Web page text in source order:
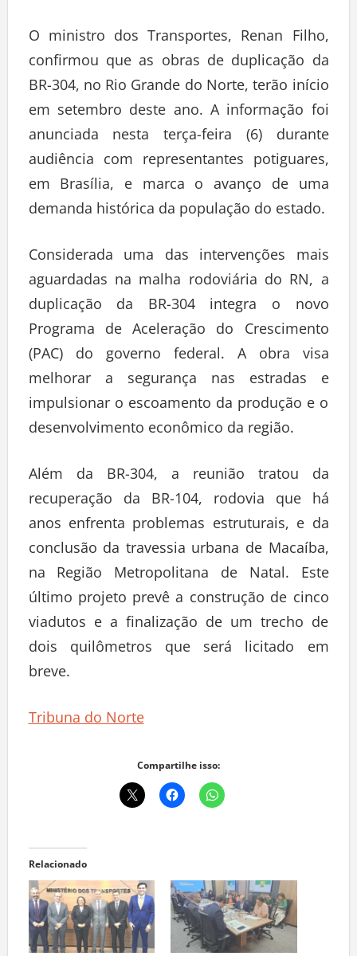
O ministro dos Transportes, Renan Filho,
confirmou que as obras de duplicação da
BR-304, no Rio Grande do Norte, terão início
em setembro deste ano. A informação foi
anunciada nesta terça-feira (6) durante
audiência com representantes potiguares,
em Brasília, e marca o avanço de uma
demanda histórica da população do estado.
Considerada uma das intervenções mais
aguardadas na malha rodoviária do RN, a
duplicação da BR-304 integra o novo
Programa de Aceleração do Crescimento
(PAC) do governo federal. A obra visa
melhorar a segurança nas estradas e
impulsionar o escoamento da produção e o
desenvolvimento econômico da região.
Além da BR-304, a reunião tratou da
recuperação da BR-104, rodovia que há
anos enfrenta problemas estruturais, e da
conclusão da travessia urbana de Macaíba,
na Região Metropolitana de Natal. Este
último projeto prevê a construção de cinco
viadutos e a finalização de um trecho de
dois quilômetros que será licitado em
breve.
Tribuna do Norte
Compartilhe isso:
Relacionado